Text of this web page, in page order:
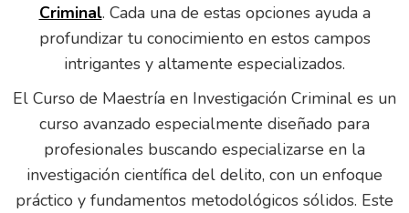
Criminal. Cada una de estas opciones ayuda a
profundizar tu conocimiento en estos campos
intrigantes y altamente especializados.
El Curso de Maestría en Investigación Criminal es un
curso avanzado especialmente diseñado para
profesionales buscando especializarse en la
investigación científica del delito, con un enfoque
práctico y fundamentos metodológicos sólidos. Este